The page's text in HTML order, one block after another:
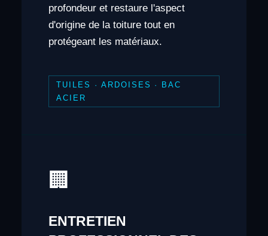
profondeur et restaure l'aspect
d'origine de la toiture tout en
protégeant les matériaux.
TUILES · ARDOISES · BAC
ACIER
🏢
ENTRETIEN